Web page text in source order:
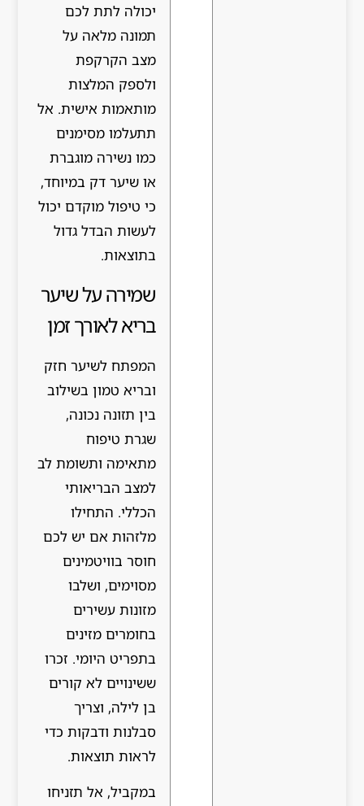
יכולה לתת לכם
תמונה מלאה על
מצב הקרקפת
ולספק המלצות
מותאמות אישית. אל
תתעלמו מסימנים
כמו נשירה מוגברת
או שיער דק במיוחד,
כי טיפול מוקדם יכול
לעשות הבדל גדול
שמירה על שיער
בריא לאורך זמן
המפתח לשיער חזק
ובריא טמון בשילוב
בין תזונה נכונה,
שגרת טיפוח
מתאימה ותשומת לב
למצב הבריאותי
הכללי. התחילו
מלזהות אם יש לכם
חוסר בוויטמינים
מסוימים, ושלבו
מזונות עשירים
בחומרים מזינים
בתפריט היומי. זכרו
ששינויים לא קורים
בן לילה, וצריך
סבלנות ודבקות כדי
לראות תוצאות.
במקביל, אל תזניחו